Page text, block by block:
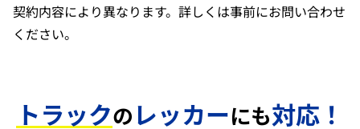
契約内容により異なります。詳しくは事前にお問い合わせ
ください。
トラックのレッカーにも対応！